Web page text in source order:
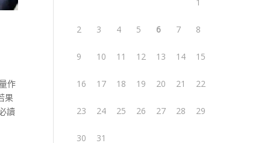
作
果
讀
2 3 4 5 6 7 8
9 10 11 12 13 14 15
16 17 18 19 20 21 22
23 24 25 26 27 28 29
30
31